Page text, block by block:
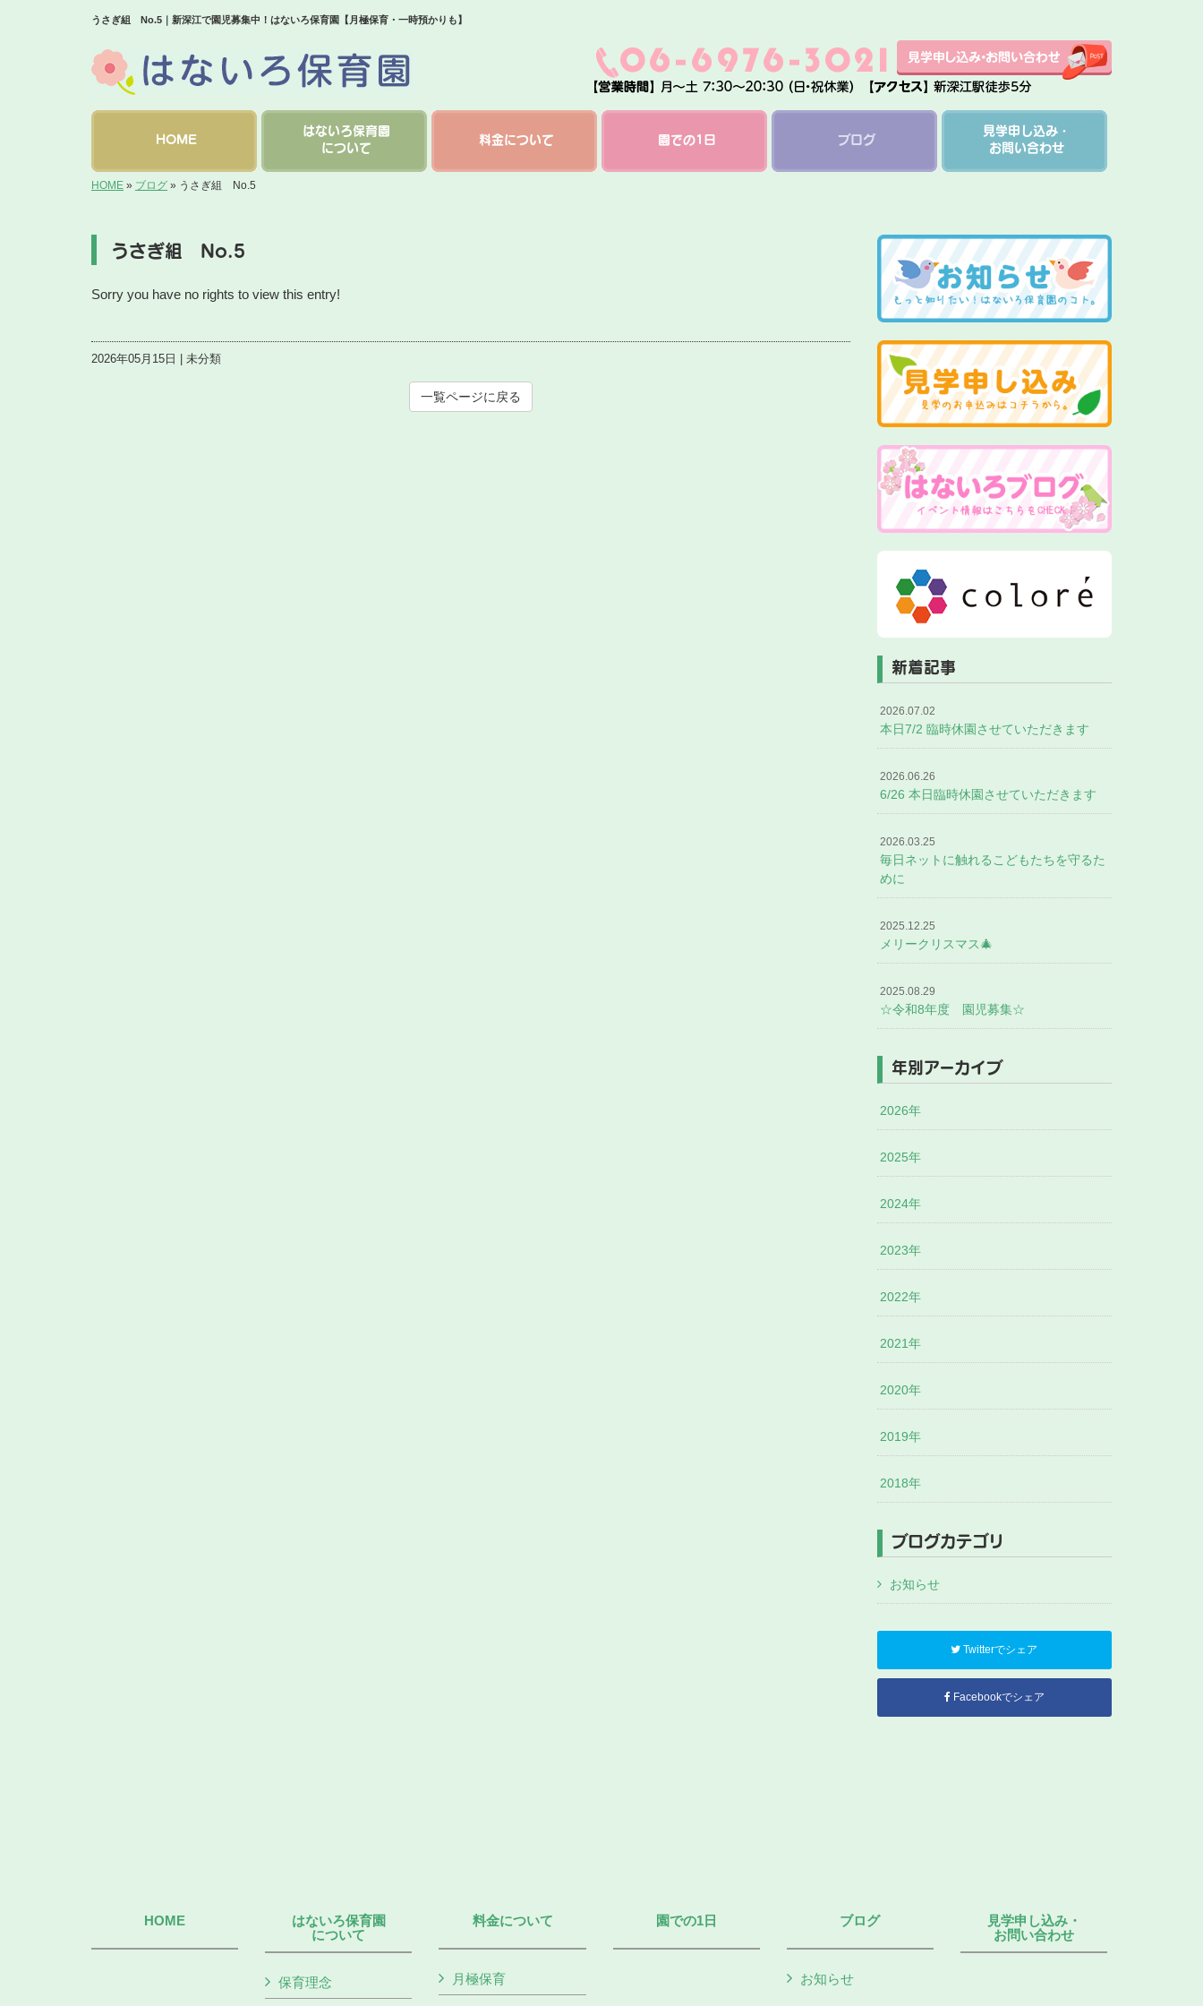
うさぎ組 No.5｜新深江で園児募集中！はないろ保育園【月極保育・一時預かりも】
HOME
はないろ保育園
について
料金について 園での1日 ブログ
見学申し込み・
お問い合わせ
HOME » ブログ » うさぎ組 No.5
うさぎ組 No.5
Sorry you have no rights to view this entry!
2026年05月15日 | 未分類
一覧ページに戻る
新着記事
2026.07.02
本日7/2 臨時休園させていただきます
2026.06.26
6/26 本日臨時休園させていただきます
2026.03.25
毎日ネットに触れるこどもたちを守るた
めに
2025.12.25
メリークリスマス🎄
2025.08.29
☆令和8年度 園児募集☆
年別アーカイブ
2026年
2025年
2024年
2023年
2022年
2021年
2020年
2019年
2018年
ブログカテゴリ
お知らせ
Twitterでシェア
Facebookでシェア
HOME
はないろ保育園
について
保育理念
料金について
月極保育
園での1日 ブログ
お知らせ
見学申し込み・
お問い合わせ